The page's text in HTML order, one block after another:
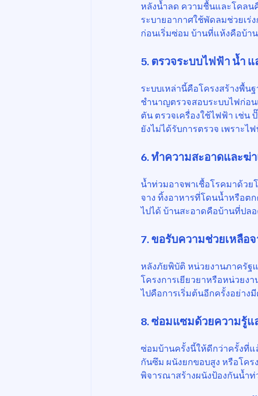
หลังน้ำลด ความชื้นและโคลน
ระบายอากาศใช้พัดลมช่วยเร่
ก่อนเริ่มซ่อม บ้านที่แห้งคือบ้า
5. ตรวจระบบไฟฟ้า น้ำ
ระบบเหล่านี้คือโครงสร้างพื้
ชำนาญตรวจสอบระบบไฟก่อ
ตัน ตรวจเครื่องใช้ไฟฟ้า เช่น
ยังไม่ได้รับการตรวจ เพราะ
6. ทำความสะอาดและฆ่
น้ำท่วมอาจพาเชื้อโรคมาด้วย
จาง ทิ้งอาหารที่โดนน้ำหรือต
ไปได้ บ้านสะอาดคือบ้านที่ปล
7. ขอรับความช่วยเหลือ
หลังภัยพิบัติ หน่วยงานภาครัฐ
โครงการเยียวยาหรือหน่วยง
ไปคือการเริ่มต้นอีกครั้งอย่าง
8. ซ่อมแซมด้วยความรู้แ
ซ่อมบ้านครั้งนี้ให้ดีกว่าครั้งที่
กันซึม ผนังยกขอบสูง หรือโค
พิจารณาสร้างผนังป้องกันน้ำ